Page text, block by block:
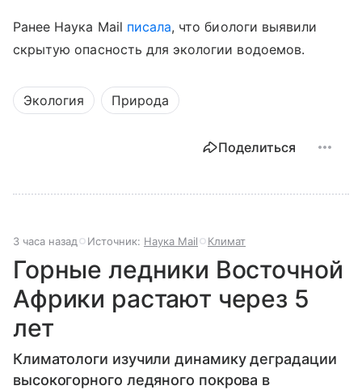
Ранее Наука Mail писала, что биологи выявили
скрытую опасность для экологии водоемов.
Экология Природа
Поделиться
3 часа назад Источник: Наука Mail Климат
Горные ледники Восточной
Африки растают через 5
лет
Климатологи изучили динамику деградации
высокогорного ледяного покрова в